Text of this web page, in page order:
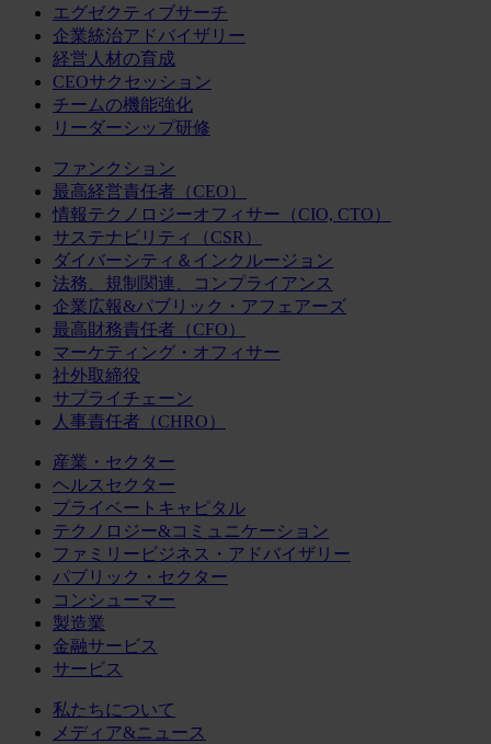
エグゼクティブサーチ
企業統治アドバイザリー
経営人材の育成
CEOサクセッション
チームの機能強化
リーダーシップ研修
ファンクション
最高経営責任者（CEO）
情報テクノロジーオフィサー（CIO, CTO）
サステナビリティ（CSR）
ダイバーシティ＆インクルージョン
法務、規制関連、コンプライアンス
企業広報&パブリック・アフェアーズ
最高財務責任者（CFO）
マーケティング・オフィサー
社外取締役
サプライチェーン
人事責任者（CHRO）
産業・セクター
ヘルスセクター
プライベートキャピタル
テクノロジー&コミュニケーション
ファミリービジネス・アドバイザリー
パブリック・セクター
コンシューマー
製造業
金融サービス
サービス
私たちについて
メディア&ニュース